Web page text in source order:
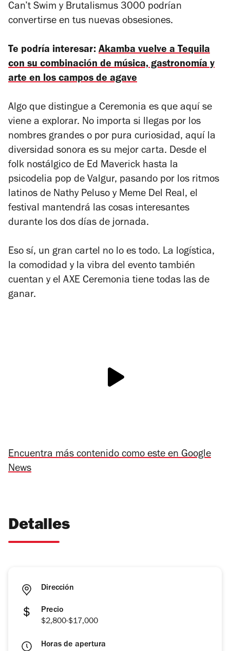
Can’t Swim y Brutalismus 3000 podrían
convertirse en tus nuevas obsesiones.
Te podría interesar: Akamba vuelve a Tequila
con su combinación de música, gastronomía y
arte en los campos de agave
Algo que distingue a Ceremonia es que aquí se
viene a explorar. No importa si llegas por los
nombres grandes o por pura curiosidad, aquí la
diversidad sonora es su mejor carta. Desde el
folk nostálgico de Ed Maverick hasta la
psicodelia pop de Valgur, pasando por los ritmos
latinos de Nathy Peluso y Meme Del Real, el
festival mantendrá las cosas interesantes
durante los dos días de jornada.
Eso sí, un gran cartel no lo es todo. La logística,
la comodidad y la vibra del evento también
cuentan y el AXE Ceremonia tiene todas las de
ganar.
Encuentra más contenido como este en Google
News
Detalles
Dirección
Precio
$2,800-$17,000
Horas de apertura